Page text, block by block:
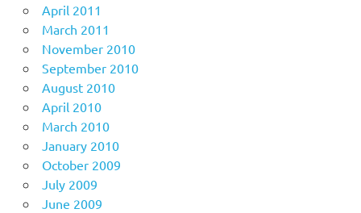
April 2011
March 2011
November 2010
September 2010
August 2010
April 2010
March 2010
January 2010
October 2009
July 2009
June 2009